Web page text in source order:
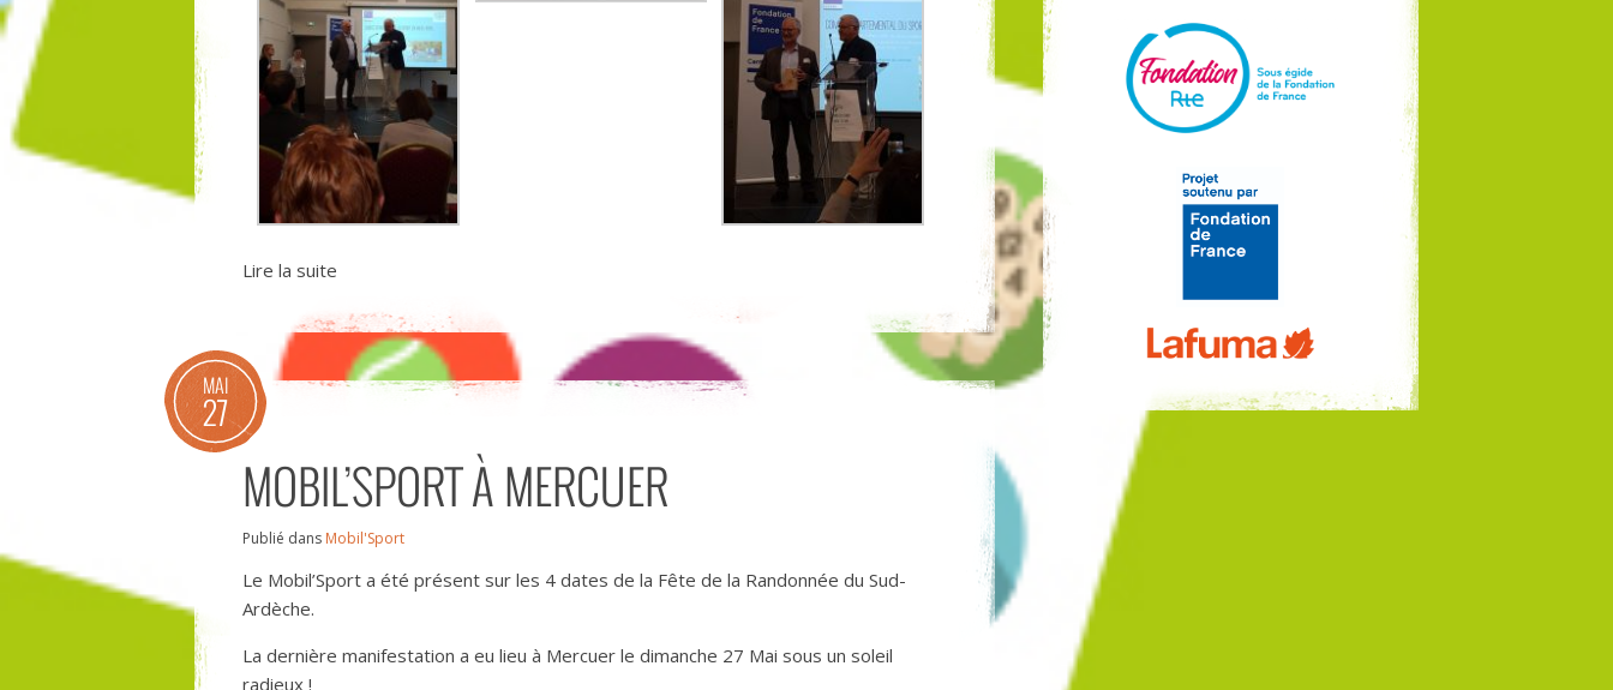
Lire la suite
MAI
27
MOBIL’SPORT À MERCUER
Publié dans Mobil'Sport
Le Mobil’Sport a été présent sur les 4 dates de la Fête de la Randonnée du Sud-
Ardèche.
La dernière manifestation a eu lieu à Mercuer le dimanche 27 Mai sous un soleil
radieux !